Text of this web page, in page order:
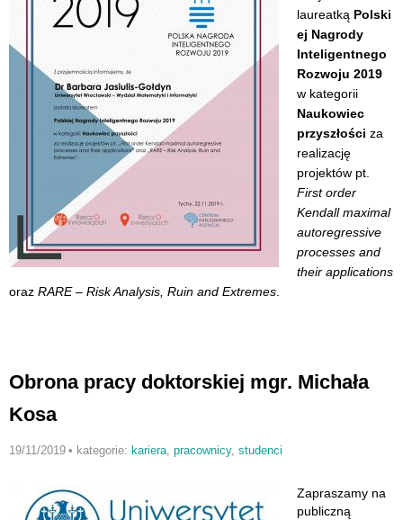
laureatką Polski
ej Nagrody
Inteligentnego
Rozwoju 2019
w kategorii
Naukowiec
przyszłości za
realizację
projektów pt.
First order
Kendall maximal
autoregressive
processes and
their applications
oraz RARE – Risk Analysis, Ruin and Extremes
Obrona pracy doktorskiej mgr. Michała
Kosa
19/11/2019 • kategorie: kariera, pracownicy, studenci
Zapraszamy na
publiczną